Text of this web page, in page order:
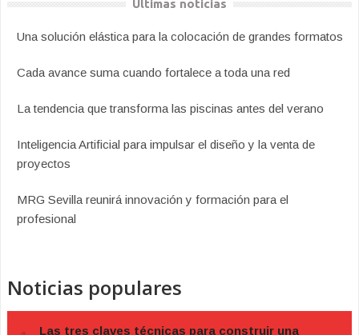
Últimas noticias
Una solución elástica para la colocación de grandes formatos
Cada avance suma cuando fortalece a toda una red
La tendencia que transforma las piscinas antes del verano
Inteligencia Artificial para impulsar el diseño y la venta de
proyectos
MRG Sevilla reunirá innovación y formación para el
profesional
Noticias populares